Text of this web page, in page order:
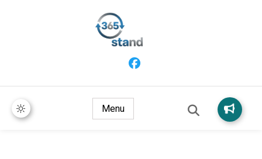
Menu